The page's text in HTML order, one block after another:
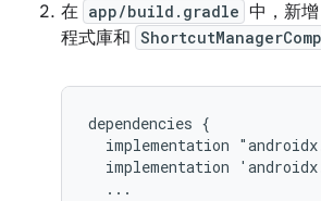
在 app/build.gradle 中，新
程式庫和
dependencies
implementation
implementation
...